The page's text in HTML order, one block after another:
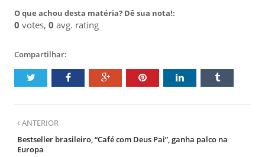
O que achou desta matéria? Dê sua nota!:
0 votes, 0 avg. rating
Compartilhar:
ANTERIOR
Bestseller brasileiro, “Café com Deus Pai”, ganha palco na
Europa